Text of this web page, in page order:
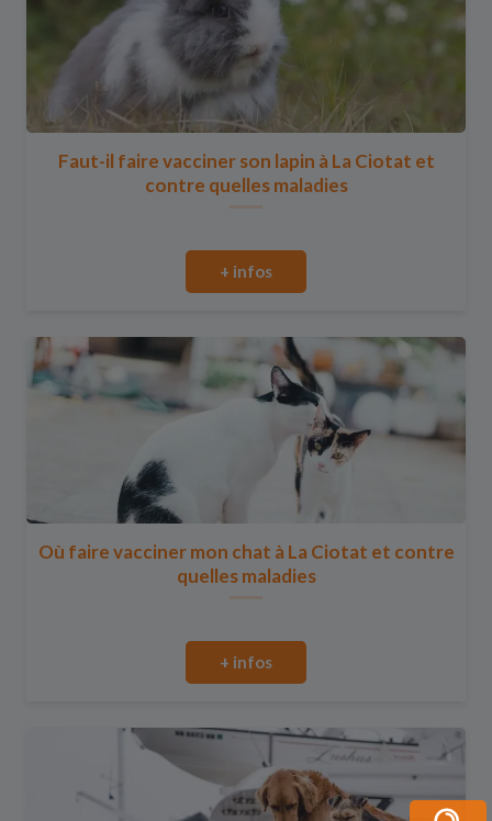
Faut-il faire vacciner son lapin à La Ciotat et
contre quelles maladies
+ infos
Où faire vacciner mon chat à La Ciotat et contre
quelles maladies
+ infos